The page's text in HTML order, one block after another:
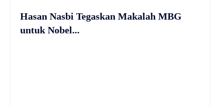
Hasan Nasbi Tegaskan Makalah MBG
untuk Nobel...